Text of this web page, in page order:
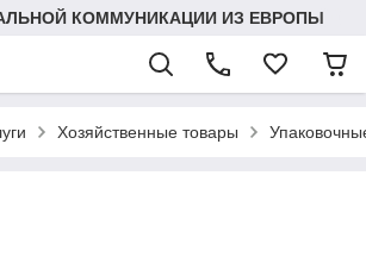
КОММУНИКАЦИИ ИЗ ЕВРОПЫ
Хозяйственные товары